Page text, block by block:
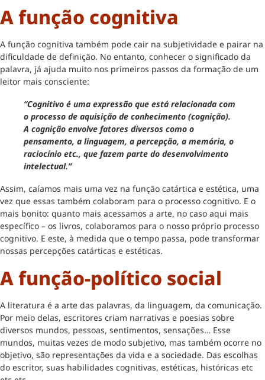
A função cognitiva
A função cognitiva também pode cair na subjetividade e pairar na
dificuldade de definição. No entanto, conhecer o significado da
palavra, já ajuda muito nos primeiros passos da formação de um
leitor mais consciente:
“Cognitivo é uma expressão que está relacionada com
o processo de aquisição de conhecimento (cognição).
A cognição envolve fatores diversos como o
pensamento, a linguagem, a percepção, a memória, o
raciocínio etc., que fazem parte do desenvolvimento
intelectual.”
Assim, caíamos mais uma vez na função catártica e estética, uma
vez que essas também colaboram para o processo cognitivo. E o
mais bonito: quanto mais acessamos a arte, no caso aqui mais
específico – os livros, colaboramos para o nosso próprio processo
cognitivo. E este, à medida que o tempo passa, pode transformar
nossas percepções catárticas e estéticas.
A função-político social
A literatura é a arte das palavras, da linguagem, da comunicação.
Por meio delas, escritores criam narrativas e poesias sobre
diversos mundos, pessoas, sentimentos, sensações… Esse
mundos, muitas vezes de modo subjetivo, mas também ocorre no
objetivo, são representações da vida e a sociedade. Das escolhas
do escritor, suas habilidades cognitivas, estéticas, históricas etc